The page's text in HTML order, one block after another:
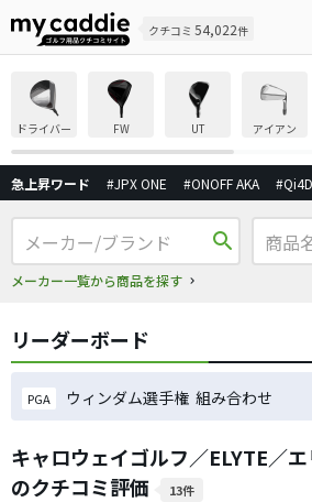
クチコミ 54,022件
ドライバー FW UT アイアン
急上昇ワード #JPX ONE #ONOFF AKA #Qi4D
search
メーカー一覧から商品を探す
リーダーボード
PGA ウィンダム選手権 組み合わせ
キャロウェイゴルフ／ELYTE／
のクチコミ評価
13件